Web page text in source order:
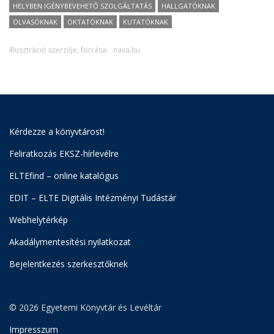
HELYBEN IGÉNYBEVEHETŐ SZOLGÁLTATÁS
HALLGATÓKNAK
OLVASÓKNAK
OKTATÓKNAK KUTATÓKNAK
Illusztráció szerzője, forrása: nava.hu
Kérdezze a könyvtárost!
Feliratkozás EKSZ-hírlevélre
ELTEfind – online katalógus
EDIT – ELTE Digitális Intézményi Tudástár
Webhelytérkép
Akadálymentesítési nyilatkozat
Bejelentkezés szerkesztőknek
© 2026 Egyetemi Könyvtár és Levéltár
Impresszum